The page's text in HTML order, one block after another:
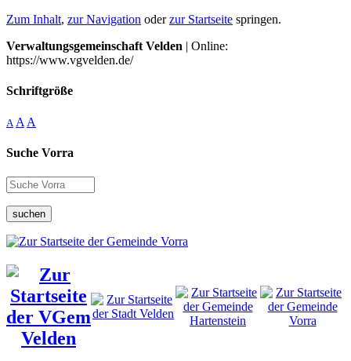
Zum Inhalt, zur Navigation oderzur Startseite springen.
Verwaltungsgemeinschaft Velden | Online:
https://www.vgvelden.de/
Schriftgröße
A A A
Suche Vorra
suchen